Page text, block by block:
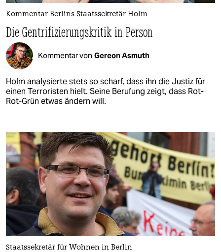
Kommentar Berlins Staatssekretär Holm
Die Gentrifizierungskritik in Person
Kommentar von Gereon Asmuth
Holm analysierte stets so scharf, dass ihn die Justiz für
einen Terroristen hielt. Seine Berufung zeigt, dass Rot-
Rot-Grün etwas ändern will.
Staatssekretär für Wohnen in Berlin